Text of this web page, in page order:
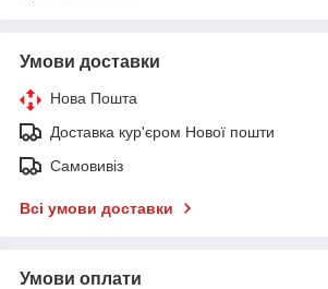
Умови доставки
Нова Пошта
Доставка кур'єром Нової пошти
Самовивіз
Всі умови доставки
Умови оплати